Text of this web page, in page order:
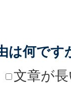
は何です
文章が